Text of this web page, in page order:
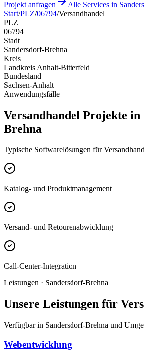
Projekt anfragen
Alle Services in
Start/PLZ/06794/Versandhandel
PLZ
06794
Stadt
Sandersdorf-Brehna
Kreis
Landkreis Anhalt-Bitterfeld
Bundesland
Sachsen-Anhalt
Anwendungsfälle
Versandhandel Projekte in
Brehna
Typische Softwarelösungen für
Katalog- und Produktmanagement
Versand- und Retourenabwicklung
Call-Center-Integration
Leistungen · Sandersdorf-Brehna
Unsere Leistungen für
Verfügbar in Sandersdorf-Brehna und
Webentwicklung